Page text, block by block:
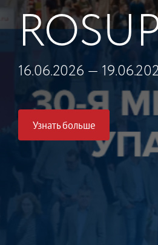
16.06.2026 —
Узнать больше